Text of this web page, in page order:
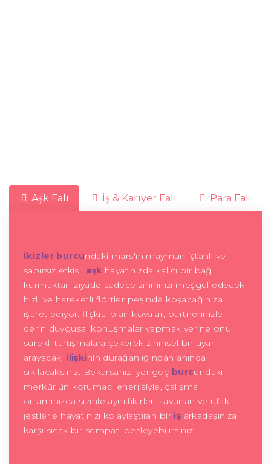
Aşk Falı İş & Kariyer Falı Para Falı
İkizler burcundaki mars'ın maymun iştahlı ve
sabırsız etkisi, aşk hayatınızda kalıcı bir bağ
kurmaktan ziyade sadece zihninizi meşgul edecek
hızlı ve hareketli flörtler peşinde koşacağınıza
işaret ediyor. İlişkisi olan kovalar, partnerinizle
derin duygusal konuşmalar yapmak yerine onu
sürekli tartışmalara çekerek zihinsel bir uyarı
arayacak, ilişkinin durağanlığından anında
sıkılacaksınız. Bekarsanız, yengeç burcundaki
merkür'ün korumacı enerjisiyle, çalışma
ortamınızda sizinle aynı fikirleri savunan ve ufak
jestlerle hayatınızı kolaylaştıran biriş arkadaşınıza
karşı sıcak bir sempati besleyebilirsiniz.